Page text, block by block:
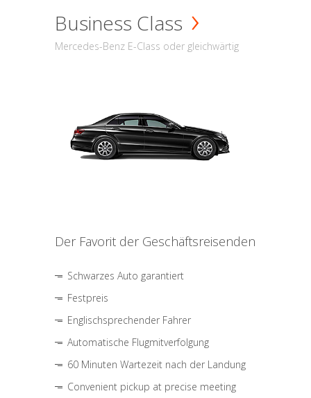
Business Class
Mercedes-Benz E-Class oder gleichwärtig
Der Favorit der Geschäftsreisenden
Schwarzes Auto garantiert
Festpreis
Englischsprechender Fahrer
Automatische Flugmitverfolgung
60 Minuten Wartezeit nach der Landung
Convenient pickup at precise meeting